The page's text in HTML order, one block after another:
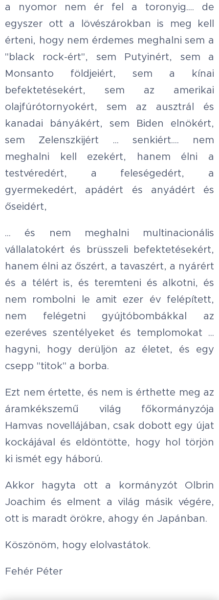
a nyomor nem ér fel a toronyig.... de
egyszer ott a lövészárokban is meg kell
érteni, hogy nem érdemes meghalni sem a
"black rock-ért", sem Putyinért, sem a
Monsanto földjeiért, sem a kínai
befektetésekért, sem az amerikai
olajfúrótornyokért, sem az ausztrál és
kanadai bányákért, sem Biden elnökért,
sem Zelenszkijért ... senkiért.... nem
meghalni kell ezekért, hanem élni a
testvéredért, a feleségedért, a
gyermekedért, apádért és anyádért és
őseidért,
... és nem meghalni multinacionális
vállalatokért és brüsszeli befektetésekért,
hanem élni az őszért, a tavaszért, a nyárért
és a télért is, és teremteni és alkotni, és
nem rombolni le amit ezer év felépített,
nem felégetni gyújtóbombákkal az
ezeréves szentélyeket és templomokat ...
hagyni, hogy derüljön az életet, és egy
csepp "titok" a borba.
Ezt nem értette, és nem is érthette meg az
áramkékszemű világ főkormányzója
Hamvas novellájában, csak dobott egy újat
kockájával és eldöntötte, hogy hol törjön
ki ismét egy háború.
Akkor hagyta ott a kormányzót Olbrin
Joachim és elment a világ másik végére,
ott is maradt örökre, ahogy én Japánban.
Köszönöm, hogy elolvastátok.
Fehér Péter